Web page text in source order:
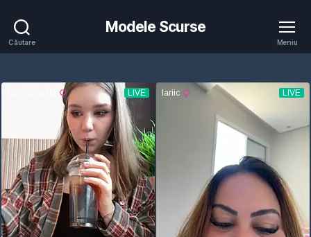
Căutare
Modele Scurse
Meniu